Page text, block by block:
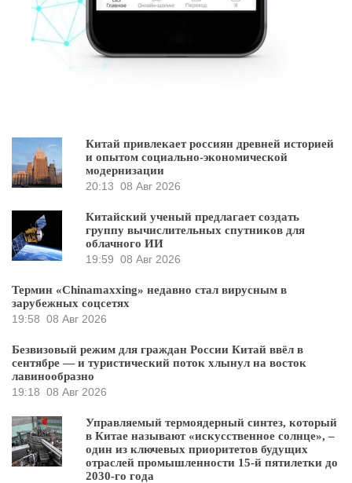
Китай привлекает россиян древней историей
и опытом социально-экономической
модернизации
20:13 08 Авг 2026
Китайский ученый предлагает создать
группу вычислительных спутников для
облачного ИИ
19:59 08 Авг 2026
Термин «Chinamaxxing» недавно стал вирусным в
зарубежных соцсетях
19:58 08 Авг 2026
Безвизовый режим для граждан России Китай ввёл в
сентябре — и туристический поток хлынул на восток
лавинообразно
19:18 08 Авг 2026
Управляемый термоядерный синтез, который
в Китае называют «искусственное солнце», –
один из ключевых приоритетов будущих
отраслей промышленности 15-й пятилетки до
2030-го года